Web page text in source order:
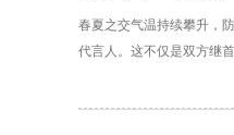
春夏之交气温持续攀升，
代言人。这不仅是双方继